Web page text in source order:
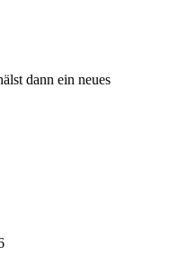
dann ein neues